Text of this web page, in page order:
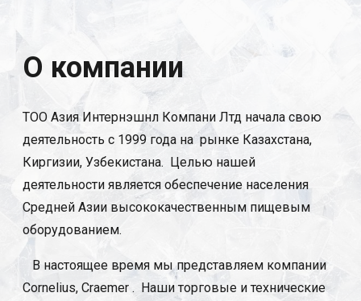
О компании
ТОО Азия Интернэшнл Компани Лтд начала свою
деятельность с 1999 года на рынке Казахстана,
Киргизии, Узбекистана. Целью нашей
деятельности является обеспечение населения
Средней Азии высококачественным пищевым
оборудованием.
В настоящее время мы представляем компании
Cornelius, Craemer . Наши торговые и технические